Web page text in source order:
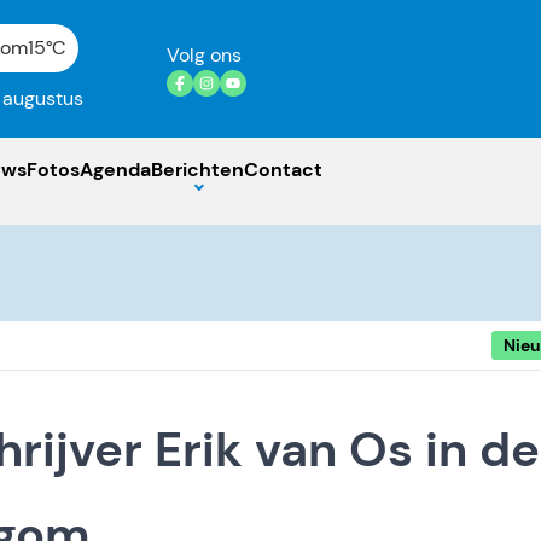
15°C
Volg ons
FotosAgendaBerichtenContact
Erik van Os in de